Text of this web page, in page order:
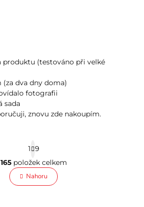
je 5 z 5 hvězdiček.
je 5 z 5 hvězdiček.
produktu (testováno při velké
(za dva dny doma)
fotografii
sada
znovu zde nakoupím.
O
v
l
S
t
r
á
n
k
1 9
165položek celkem
Nahoru